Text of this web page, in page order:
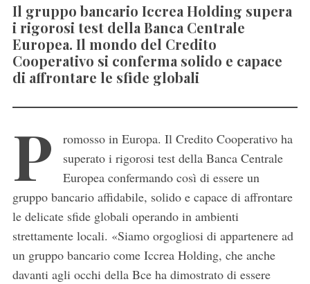
Il gruppo bancario Iccrea Holding supera
i rigorosi test della Banca Centrale
Europea. Il mondo del Credito
Cooperativo si conferma solido e capace
di affrontare le sfide globali
P
romosso in Europa. Il Credito Cooperativo ha
superato i rigorosi test della Banca Centrale
Europea confermando così di essere un
gruppo bancario affidabile, solido e capace di affrontare
le delicate sfide globali operando in ambienti
strettamente locali. «Siamo orgogliosi di appartenere ad
un gruppo bancario come Iccrea Holding, che anche
davanti agli occhi della Bce ha dimostrato di essere